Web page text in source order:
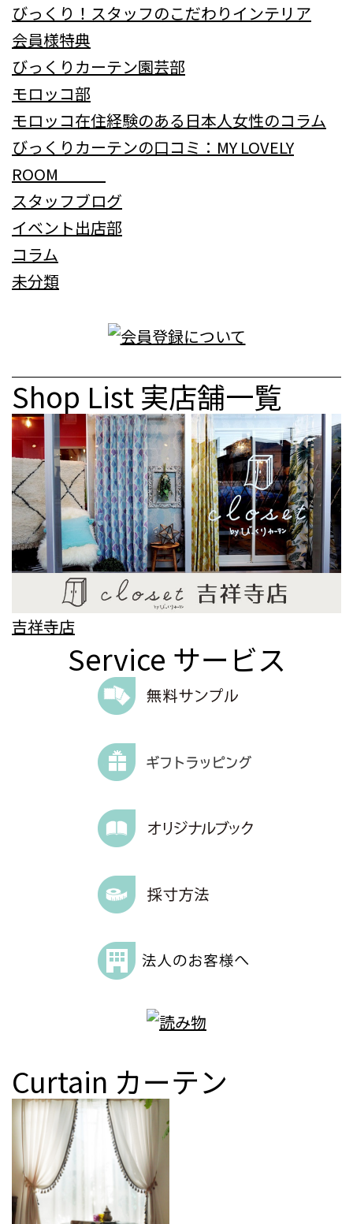
びっくり！スタッフのこだわりインテリア
会員様特典
びっくりカーテン園芸部
モロッコ部
モロッコ在住経験のある日本人女性のコラム
びっくりカーテンの口コミ：MY LOVELY
ROOM
スタッフブログ
イベント出店部
コラム
未分類
Shop List実店舗一覧
吉祥寺店
Service サービス
Curtain カーテン